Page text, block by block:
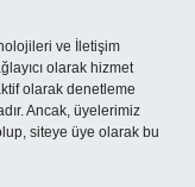
ve İletişim
olarak hizmet
olarak denetleme
Ancak, üyelerimiz
siteye üye olarak bu